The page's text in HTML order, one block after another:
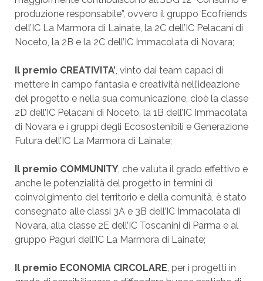
produzione responsabile”, ovvero il gruppo Ecofriends
dell’IC La Marmora di Lainate, la 2C dell’IC Pelacani di
Noceto, la 2B e la 2C dell’IC Immacolata di Novara;
Il premio CREATIVITA’, vinto dai team capaci di
mettere in campo fantasia e creatività nell’ideazione
del progetto e nella sua comunicazione, cioè la classe
2D dell’IC Pelacani di Noceto, la 1B dell’IC Immacolata
di Novara e i gruppi degli Ecosostenibili e Generazione
Futura dell’IC La Marmora di Lainate;
Il premio COMMUNITY, che valuta il grado effettivo e
anche le potenzialità del progetto in termini di
coinvolgimento del territorio e della comunità, è stato
consegnato alle classi 3A e 3B dell’IC Immacolata di
Novara, alla classe 2E dell’IC Toscanini di Parma e al
gruppo Paguri dell’IC La Marmora di Lainate;
Il premio ECONOMIA CIRCOLARE, per i progetti in